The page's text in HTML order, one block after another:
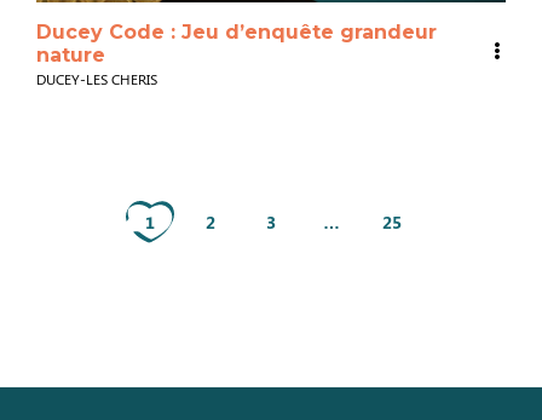
Ducey Code : Jeu d’enquête grandeur
nature
DUCEY-LES CHERIS
1 2 3 … 25